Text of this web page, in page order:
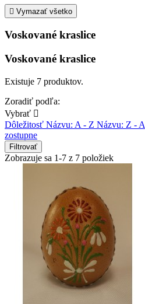
 Vymazať všetko
Voskované kraslice
Voskované kraslice
Existuje 7 produktov.
Zoradiť podľa:
Vybrať 
Dôležitosť Názvu: A - Z Názvu: Z - A
zostupne
Filtrovať
Zobrazuje sa 1-7 z 7 položiek